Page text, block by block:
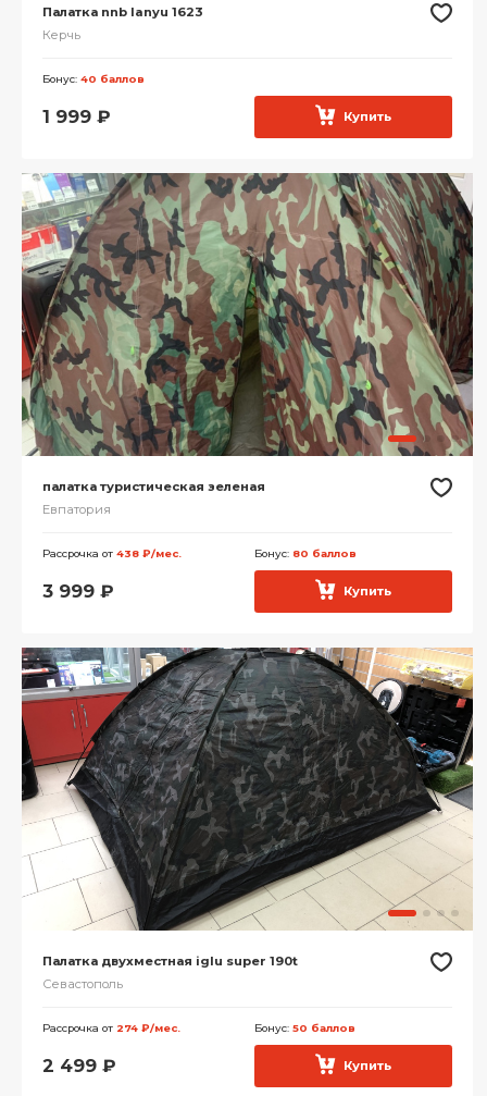
Палатка nnb lanyu 1623
Керчь
Бонус: 40 баллов
1 999 ₽ Купить
палатка туристическая зеленая
Евпатория
Рассрочка от 438 ₽/мес. Бонус: 80 баллов
3 999 ₽ Купить
Палатка двухместная iglu super 190t
Севастополь
Рассрочка от 274 ₽/мес. Бонус: 50 баллов
2 499 ₽ Купить